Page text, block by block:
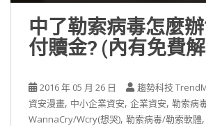
中了勒索病毒怎麼
付贖金? (內有免費
2016 年 05 月 26 日 趨勢科技
資安漫畫, 中小企業資安, 企業資安, 勒索病
WannaCry/Wcry(想哭), 勒索病毒/勒索軟體,